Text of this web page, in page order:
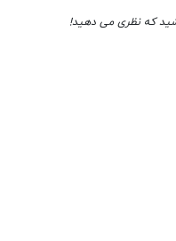
که نظری می دهید!